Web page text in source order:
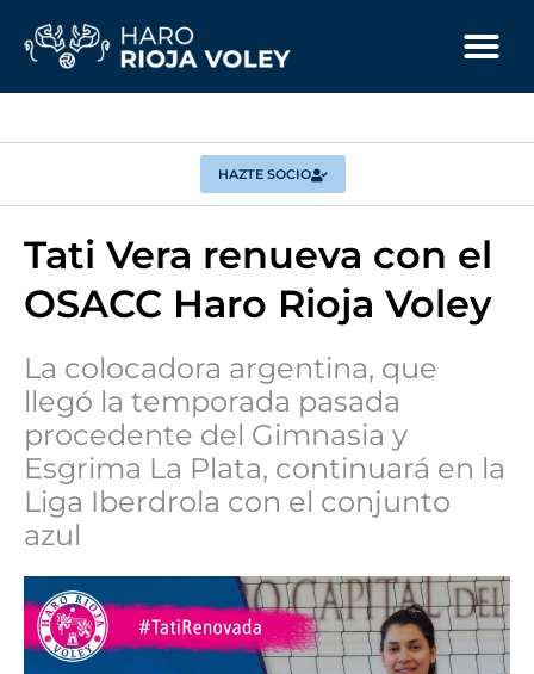
HAZTE SOCIO
Tati Vera renueva con el
OSACC Haro Rioja Voley
La colocadora argentina, que
llegó la temporada pasada
procedente del Gimnasia y
Esgrima La Plata, continuará en la
Liga Iberdrola con el conjunto
azul